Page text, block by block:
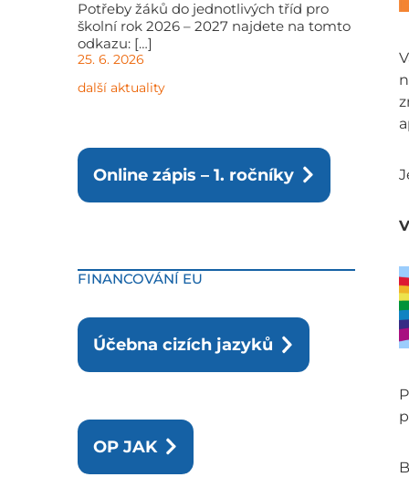
Potřeby žáků do jednotlivých tříd pro
školní rok 2026 – 2027 najdete na tomto
odkazu: […]
25. 6. 2026
další aktuality
Online zápis – 1. ročníky
FINANCOVÁNÍ EU
Účebna cizích jazyků
OP JAK